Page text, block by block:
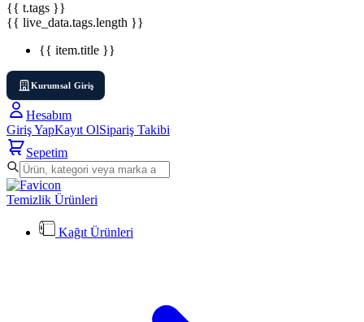
{{ t.tags }}
{{ live_data.tags.length }}
{{ item.title }}
Kurumsal Giriş
Hesabım
Giriş YapKayıt OlSipariş Takibi
Sepetim
Temizlik Ürünleri
Kağıt Ürünleri